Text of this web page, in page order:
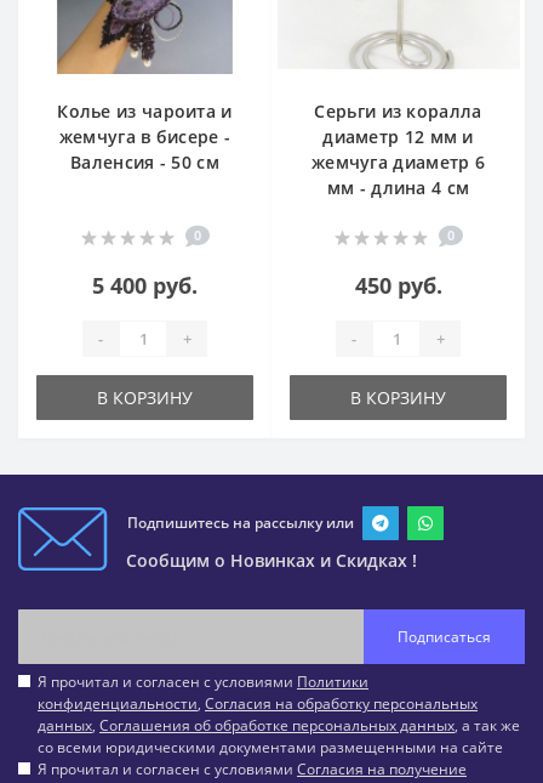
Колье из чароита и
жемчуга в бисере -
Валенсия - 50 см
0
5 400 руб.
- +
В КОРЗИНУ
Серьги из коралла
диаметр 12 мм и
жемчуга диаметр 6
мм - длина 4 см
0
450 руб.
- +
В КОРЗИНУ
Подпишитесь на рассылку или
Сообщим о Новинках и Скидках !
Подписаться
Я прочитал и согласен с условиями Политики
конфиденциальности, Согласия на обработку персональных
данных, Соглашения об обработке персональных данных, а так же
со всеми юридическими документами размещенными на сайте
Я прочитал и согласен с условиями Согласия на получение